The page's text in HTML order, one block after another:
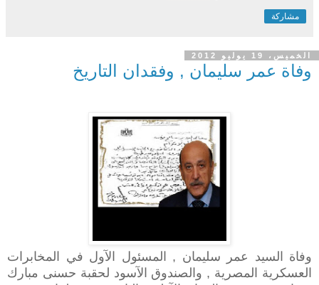
مشاركة
الخميس، 19 يوليو 2012
وفاة عمر سليمان , وفقدان التاريخ
وفاة السيد عمر سليمان , المسئول الآول في المخابرات
العسكرية المصرية , والصندوق الآسود لحقبة حسنى مبارك